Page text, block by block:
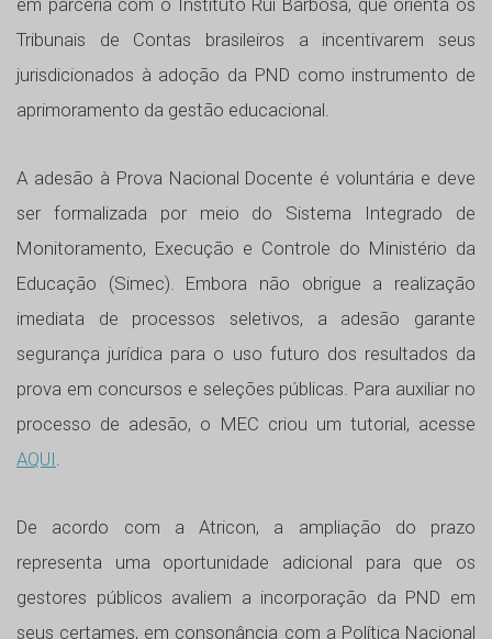
em parceria com o Instituto Rui Barbosa, que orienta os
Tribunais de Contas brasileiros a incentivarem seus
jurisdicionados à adoção da PND como instrumento de
aprimoramento da gestão educacional.
A adesão à Prova Nacional Docente é voluntária e deve
ser formalizada por meio do Sistema Integrado de
Monitoramento, Execução e Controle do Ministério da
Educação (Simec). Embora não obrigue a realização
imediata de processos seletivos, a adesão garante
segurança jurídica para o uso futuro dos resultados da
prova em concursos e seleções públicas. Para auxiliar no
processo de adesão, o MEC criou um tutorial, acesse
AQUI.
De acordo com a Atricon, a ampliação do prazo
representa uma oportunidade adicional para que os
gestores públicos avaliem a incorporação da PND em
seus certames, em consonância com a Política Nacional